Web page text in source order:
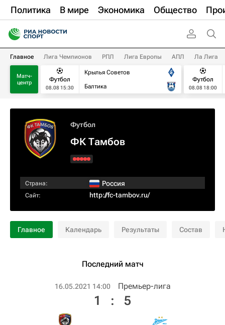
Политика В мире Экономика Общество
Главное Лига Чемпионов РПЛ Лига Европы АПЛ Ла Лига
Матч-
центр
Футбол
08.08 15:30
Крылья Советов
Балтика
Футбол
08.08 18:00
Футбол
ФК Тамбов
Страна: Россия
Сайт: http://fc-tambov.ru/
Главное Календарь Результаты Состав
Последний матч
16.05.2021 14:00 Премьер-лига
1 : 5